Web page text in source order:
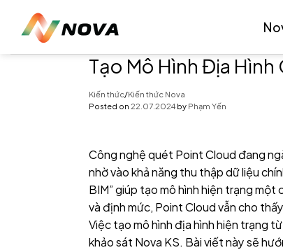
content
Tạo Mô Hình Địa Hình
Kiến thức/Kiến thức Nova
Posted on 22.07.2024 by Phạm Yến
Công nghệ quét Point Cloud đang
nhờ vào khả năng thu thập dữ liệu
BIM” giúp tạo mô hình hiện trạng một
và định mức, Point Cloud vẫn cho
Việc tạo mô hình địa hình hiện trạng
khảo sát Nova KS. Bài viết này sẽ